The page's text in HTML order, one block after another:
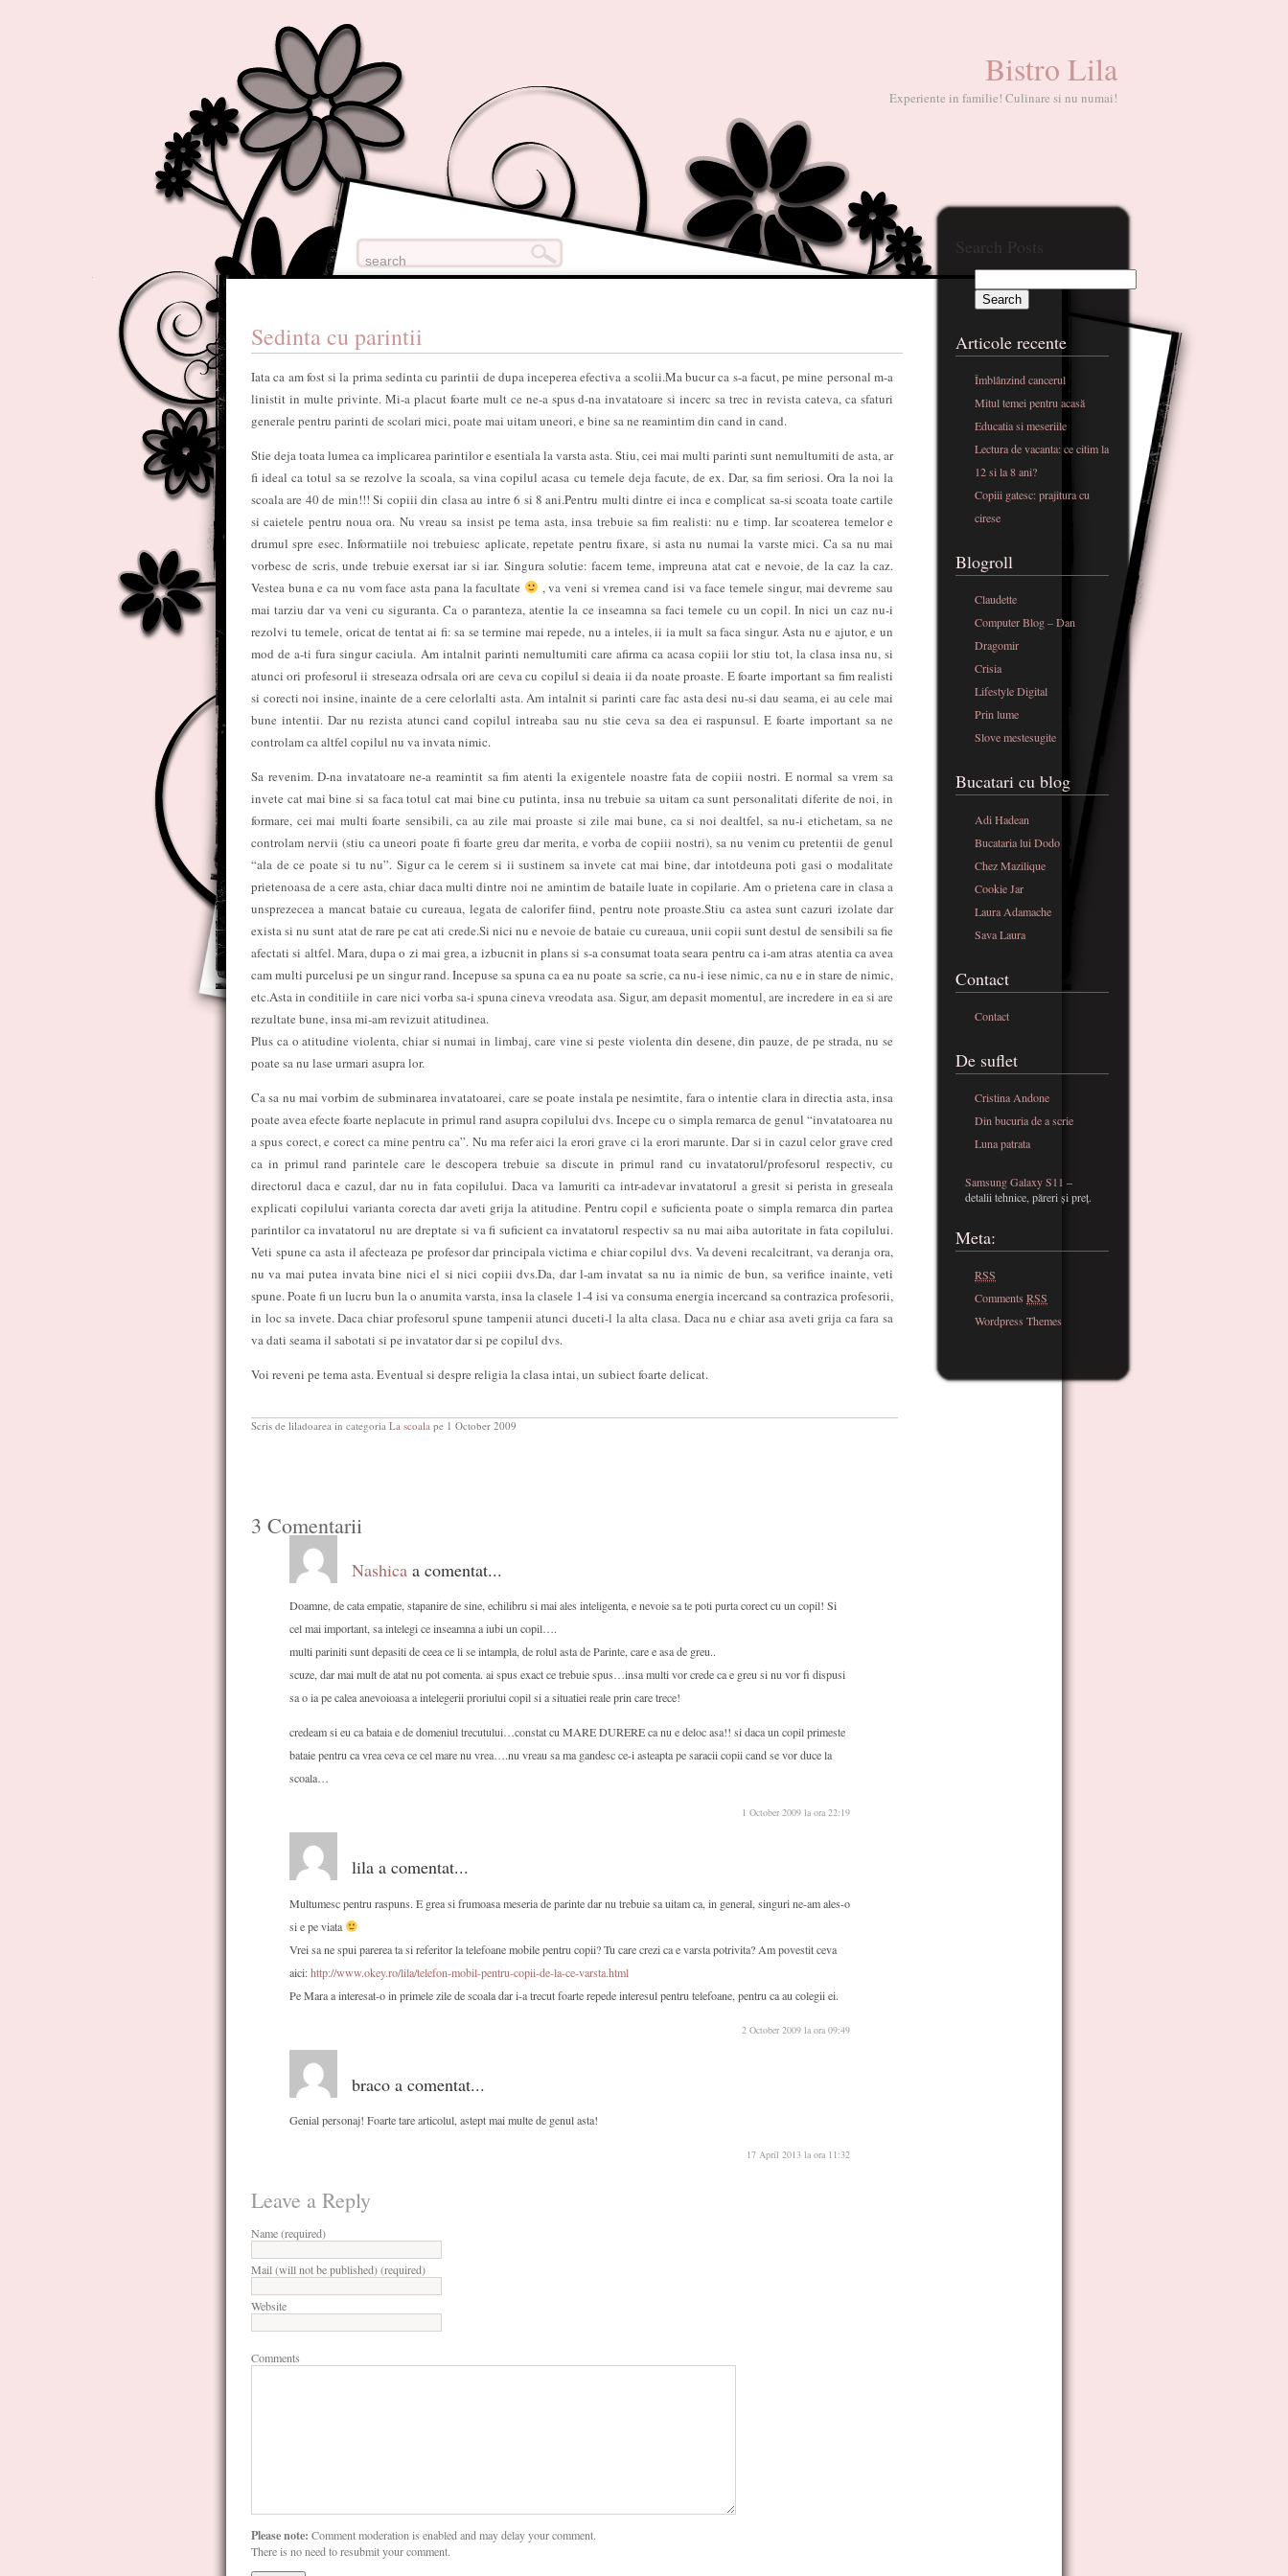
Bistro Lila
Experiente in familie! Culinare si nu numai!
Sedinta cu parintii
Iata ca am fost si la prima sedinta cu parintii de dupa inceperea efectiva a scolii.Ma bucur ca s-a facut, pe mine personal m-a
linistit in multe privinte. Mi-a placut foarte mult ce ne-a spus d-na invatatoare si incerc sa trec in revista cateva, ca sfaturi
generale pentru parinti de scolari mici, poate mai uitam uneori, e bine sa ne reamintim din cand in cand.
Stie deja toata lumea ca implicarea parintilor e esentiala la varsta asta. Stiu, cei mai multi parinti sunt nemultumiti de asta, ar
fi ideal ca totul sa se rezolve la scoala, sa vina copilul acasa cu temele deja facute, de ex. Dar, sa fim seriosi. Ora la noi la
scoala are 40 de min!!! Si copiii din clasa au intre 6 si 8 ani.Pentru multi dintre ei inca e complicat sa-si scoata toate cartile
si caietele pentru noua ora. Nu vreau sa insist pe tema asta, insa trebuie sa fim realisti: nu e timp. Iar scoaterea temelor e
drumul spre esec. Informatiile noi trebuiesc aplicate, repetate pentru fixare, si asta nu numai la varste mici. Ca sa nu mai
vorbesc de scris, unde trebuie exersat iar si iar. Singura solutie: facem teme, impreuna atat cat e nevoie, de la caz la caz.
Vestea buna e ca nu vom face asta pana la facultate
, va veni si vremea cand isi va face temele singur, mai devreme sau
mai tarziu dar va veni cu siguranta. Ca o paranteza, atentie la ce inseamna sa faci temele cu un copil. In nici un caz nu-i
rezolvi tu temele, oricat de tentat ai fi: sa se termine mai repede, nu a inteles, ii ia mult sa faca singur. Asta nu e ajutor, e un
mod de a-ti fura singur caciula. Am intalnit parinti nemultumiti care afirma ca acasa copiii lor stiu tot, la clasa insa nu, si
atunci ori profesorul ii streseaza odrsala ori are ceva cu copilul si deaia ii da noate proaste. E foarte important sa fim realisti
si corecti noi insine, inainte de a cere celorlalti asta. Am intalnit si parinti care fac asta desi nu-si dau seama, ei au cele mai
bune intentii. Dar nu rezista atunci cand copilul intreaba sau nu stie ceva sa dea ei raspunsul. E foarte important sa ne
controlam ca altfel copilul nu va invata nimic.
Sa revenim. D-na invatatoare ne-a reamintit sa fim atenti la exigentele noastre fata de copiii nostri. E normal sa vrem sa
invete cat mai bine si sa faca totul cat mai bine cu putinta, insa nu trebuie sa uitam ca sunt personalitati diferite de noi, in
formare, cei mai multi foarte sensibili, ca au zile mai proaste si zile mai bune, ca si noi dealtfel, sa nu-i etichetam, sa ne
controlam nervii (stiu ca uneori poate fi foarte greu dar merita, e vorba de copiii nostri), sa nu venim cu pretentii de genul
“ala de ce poate si tu nu”. Sigur ca le cerem si ii sustinem sa invete cat mai bine, dar intotdeuna poti gasi o modalitate
prietenoasa de a cere asta, chiar daca multi dintre noi ne amintim de bataile luate in copilarie. Am o prietena care in clasa a
unsprezecea a mancat bataie cu cureaua, legata de calorifer fiind, pentru note proaste.Stiu ca astea sunt cazuri izolate dar
exista si nu sunt atat de rare pe cat ati crede.Si nici nu e nevoie de bataie cu cureaua, unii copii sunt destul de sensibili sa fie
afectati si altfel. Mara, dupa o zi mai grea, a izbucnit in plans si s-a consumat toata seara pentru ca i-am atras atentia ca avea
cam multi purcelusi pe un singur rand. Incepuse sa spuna ca ea nu poate sa scrie, ca nu-i iese nimic, ca nu e in stare de nimic,
etc.Asta in conditiile in care nici vorba sa-i spuna cineva vreodata asa. Sigur, am depasit momentul, are incredere in ea si are
rezultate bune, insa mi-am revizuit atitudinea.
Plus ca o atitudine violenta, chiar si numai in limbaj, care vine si peste violenta din desene, din pauze, de pe strada, nu se
poate sa nu lase urmari asupra lor.
Ca sa nu mai vorbim de subminarea invatatoarei, care se poate instala pe nesimtite, fara o intentie clara in directia asta, insa
poate avea efecte foarte neplacute in primul rand asupra copilului dvs. Incepe cu o simpla remarca de genul “invatatoarea nu
a spus corect, e corect ca mine pentru ca”. Nu ma refer aici la erori grave ci la erori marunte. Dar si in cazul celor grave cred
ca in primul rand parintele care le descopera trebuie sa discute in primul rand cu invatatorul/profesorul respectiv, cu
directorul daca e cazul, dar nu in fata copilului. Daca va lamuriti ca intr-adevar invatatorul a gresit si perista in greseala
explicati copilului varianta corecta dar aveti grija la atitudine. Pentru copil e suficienta poate o simpla remarca din partea
parintilor ca invatatorul nu are dreptate si va fi suficient ca invatatorul respectiv sa nu mai aiba autoritate in fata copilului.
Veti spune ca asta il afecteaza pe profesor dar principala victima e chiar copilul dvs. Va deveni recalcitrant, va deranja ora,
nu va mai putea invata bine nici el si nici copiii dvs.Da, dar l-am invatat sa nu ia nimic de bun, sa verifice inainte, veti
spune. Poate fi un lucru bun la o anumita varsta, insa la clasele 1-4 isi va consuma energia incercand sa contrazica profesorii,
in loc sa invete. Daca chiar profesorul spune tampenii atunci duceti-l la alta clasa. Daca nu e chiar asa aveti grija ca fara sa
va dati seama il sabotati si pe invatator dar si pe copilul dvs.
Voi reveni pe tema asta. Eventual si despre religia la clasa intai, un subiect foarte delicat.
Scris de liladoarea in categoria La scoala pe 1 October 2009
3 Comentarii
Nashica a comentat...
Doamne, de cata empatie, stapanire de sine, echilibru si mai ales inteligenta, e nevoie sa te poti purta corect cu un copil! Si
cel mai important, sa intelegi ce inseamna a iubi un copil….
multi pariniti sunt depasiti de ceea ce li se intampla, de rolul asta de Parinte, care e asa de greu..
scuze, dar mai mult de atat nu pot comenta. ai spus exact ce trebuie spus…insa multi vor crede ca e greu si nu vor fi dispusi
sa o ia pe calea anevoioasa a intelegerii proriului copil si a situatiei reale prin care trece!
credeam si eu ca bataia e de domeniul trecutului…constat cu MARE DURERE ca nu e deloc asa!! si daca un copil primeste
bataie pentru ca vrea ceva ce cel mare nu vrea….nu vreau sa ma gandesc ce-i asteapta pe saracii copii cand se vor duce la
scoala…
1 October 2009 la ora 22:19
lila a comentat...
Multumesc pentru raspuns. E grea si frumoasa meseria de parinte dar nu trebuie sa uitam ca, in general, singuri ne-am ales-o
si e pe viata
Vrei sa ne spui parerea ta si referitor la telefoane mobile pentru copii? Tu care crezi ca e varsta potrivita? Am povestit ceva
aici:http://www.okey.ro/lila/telefon-mobil-pentru-copii-de-la-ce-varsta.html
Pe Mara a interesat-o in primele zile de scoala dar i-a trecut foarte repede interesul pentru telefoane, pentru ca au colegii ei.
2 October 2009 la ora 09:49
braco a comentat...
Genial personaj! Foarte tare articolul, astept mai multe de genul asta!
17 April 2013 la ora 11:32
Leave a Reply
Name (required)
Mail (will not be published) (required)
Website
Comments
Please note: Comment moderation is enabled and may delay your comment.
There is no need to resubmit your comment.
Search Posts
Articole recente
Îmblânzind cancerul
Mitul temei pentru acasă
Educatia si meseriile
Lectura de vacanta: ce citim la
12 si la 8 ani?
Copiii gatesc: prajitura cu
cirese
Blogroll
Claudette
Computer Blog – Dan
Dragomir
Crisia
Lifestyle Digital
Prin lume
Slove mestesugite
Bucatari cu blog
Adi Hadean
Bucataria lui Dodo
Chez Mazilique
Cookie Jar
Laura Adamache
Sava Laura
Contact
Contact
De suflet
Cristina Andone
Din bucuria de a scrie
Luna patrata
Samsung Galaxy S11 –
detalii tehnice, păreri și preț.
Meta:
RSS
Comments RSS
Wordpress Themes